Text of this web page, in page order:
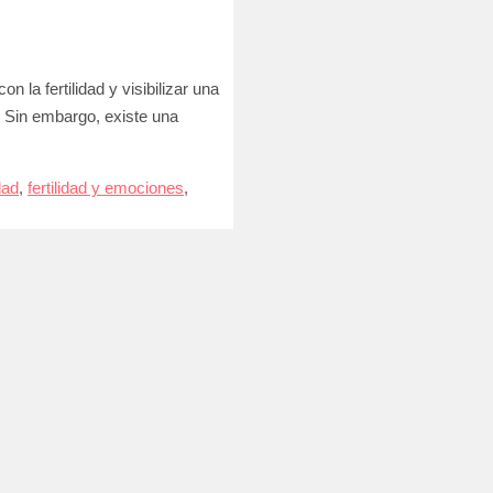
la fertilidad y visibilizar una
embargo, existe una
, fertilidad y emociones,